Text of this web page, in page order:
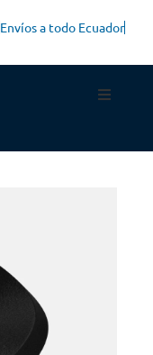
Envíos a todo Ecuador